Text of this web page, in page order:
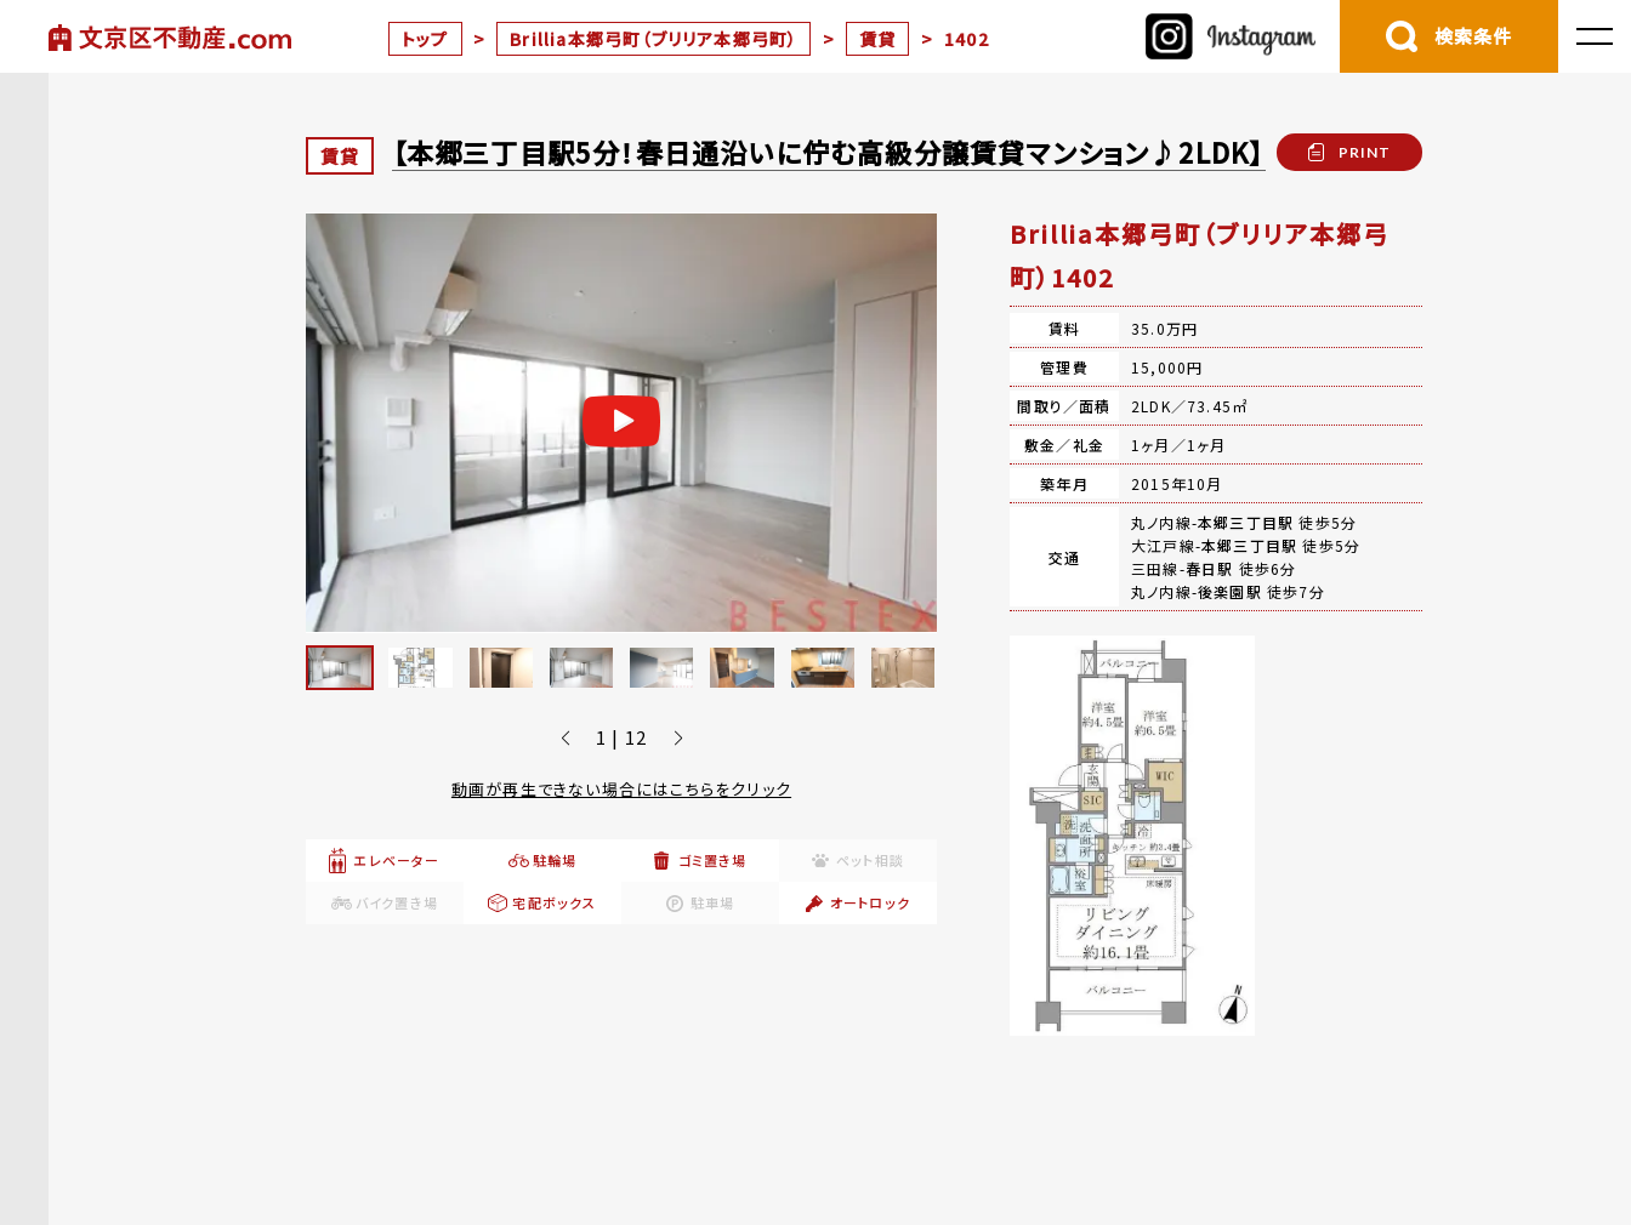
トップ > Brillia本郷弓町（ブリリア本郷弓町） > 賃貸 > 1402 検索条件
賃貸 【本郷三丁目駅5分！春日通沿いに佇む高級分譲賃貸マンション♪2LDK】 PRINT
1 | 12
動画が再生できない場合にはこちらをクリック
エレベーター 駐輪場 ゴミ置き場 ペット相談
バイク置き場 宅配ボックス 駐車場 オートロック
Brillia本郷弓町（ブリリア本郷弓
町）1402
賃料
35.0万円
管理費
15,000円
間取り／面積
2LDK／73.45㎡
敷金／礼金
1ヶ月／1ヶ月
築年月
2015年10月
交通
丸ノ内線-本郷三丁目駅 徒歩5分
大江戸線-本郷三丁目駅 徒歩5分
三田線-春日駅 徒歩6分
丸ノ内線-後楽園駅 徒歩7分